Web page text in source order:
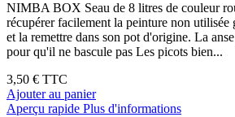
NIMBA BOX Seau de 8 litres de couleur
récupérer facilement la peinture non utilisée
et la remettre dans son pot d'origine. La
pour qu'il ne bascule pas Les picots bien...
3,50 € TTC
Ajouter au panier
Aperçu rapide Plus d'informations